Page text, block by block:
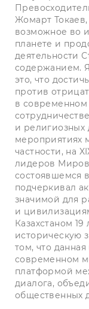
Жомарт Токаев,
возможное во
планете и
деятельности
содержанием.
это, что
против
в
и религиозных
мероприятиях
частности, на
лидеров
состоявшемся
подчеркивал
значимой для
и
Казахстаном 19
историческую
том, что
современном
платформой
диалога,
общественных